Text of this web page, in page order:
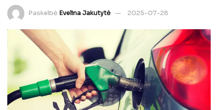
Paskelbė Evelina Jakutytė 2025-07-28